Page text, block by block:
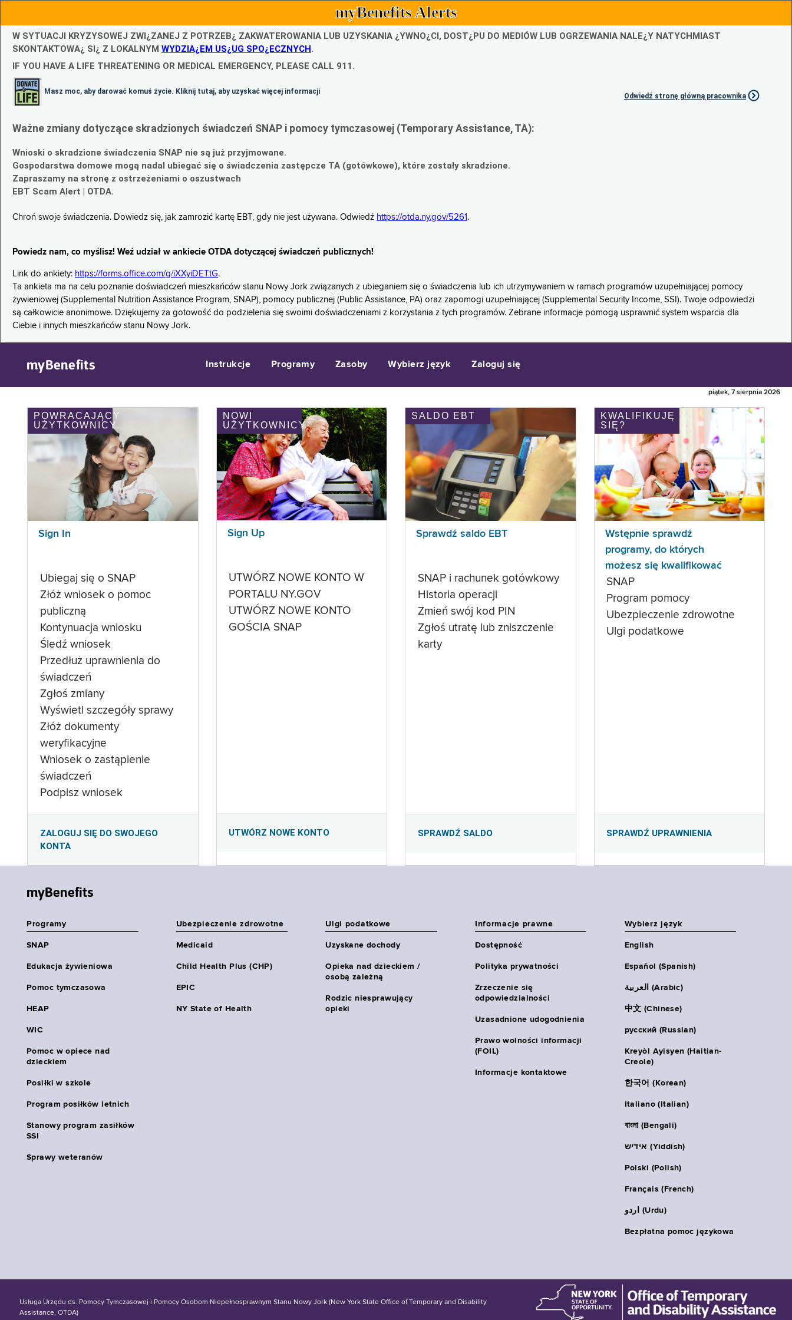
myBenefits Alerts
W SYTUACJI KRYZYSOWEJ ZWI¿ZANEJ Z POTRZEB¿ ZAKWATEROWANIA LUB UZYSKANIA ¿YWNO¿CI, DOST¿PU DO MEDIÓW LUB OGRZEWANIA NALE¿Y NATYCHMIAST
SKONTAKTOWA¿ SI¿ Z LOKALNYM WYDZIA¿EM US¿UG SPO¿ECZNYCH.
IF YOU HAVE A LIFE THREATENING OR MEDICAL EMERGENCY, PLEASE CALL 911.
Masz moc, aby darować komuś życie. Kliknij tutaj, aby uzyskać więcej informacji
Odwiedź stronę główną pracownika
Ważne zmiany dotyczące skradzionych świadczeń SNAP i pomocy tymczasowej (Temporary Assistance, TA):
Wnioski o skradzione świadczenia SNAP nie są już przyjmowane.
Gospodarstwa domowe mogą nadal ubiegać się o świadczenia zastępcze TA (gotówkowe), które zostały skradzione.
Zapraszamy na stronę z ostrzeżeniami o oszustwach
EBT Scam Alert | OTDA.
Chroń swoje świadczenia. Dowiedz się, jak zamrozić kartę EBT, gdy nie jest używana. Odwiedź https://otda.ny.gov/5261 .
Powiedz nam, co myślisz! Weź udział w ankiecie OTDA dotyczącej świadczeń publicznych!
Link do ankiety: https://forms.office.com/g/iXXyiDETtG.
Ta ankieta ma na celu poznanie doświadczeń mieszkańców stanu Nowy Jork związanych z ubieganiem się o świadczenia lub ich utrzymywaniem w ramach programów uzupełniającej pomocy
żywieniowej (Supplemental Nutrition Assistance Program, SNAP), pomocy publicznej (Public Assistance, PA) oraz zapomogi uzupełniającej (Supplemental Security Income, SSI). Twoje odpowiedzi
są całkowicie anonimowe. Dziękujemy za gotowość do podzielenia się swoimi doświadczeniami z korzystania z tych programów. Zebrane informacje pomogą usprawnić system wsparcia dla
Ciebie i innych mieszkańców stanu Nowy Jork.
myBenefits Instrukcje Programy Zasoby Wybierz język Zaloguj się
piątek, 7 sierpnia 2026
POWRACAJĄCY
UŻYTKOWNICY
Sign In
Ubiegaj się o SNAP
Złóż wniosek o pomoc
publiczną
Kontynuacja wniosku
Śledź wniosek
Przedłuż uprawnienia do
świadczeń
Zgłoś zmiany
Wyświetl szczegóły sprawy
Złóż dokumenty
weryfikacyjne
Wniosek o zastąpienie
świadczeń
Podpisz wniosek
ZALOGUJ SIĘ DO SWOJEGO
KONTA
NOWI
UŻYTKOWNICY
Sign Up
UTWÓRZ NOWE KONTO W
PORTALU NY.GOV
UTWÓRZ NOWE KONTO
GOŚCIA SNAP
UTWÓRZ NOWE KONTO
SALDO EBT
Sprawdź saldo EBT
SNAP i rachunek gotówkowy
Historia operacji
Zmień swój kod PIN
Zgłoś utratę lub zniszczenie
karty
SPRAWDŹ SALDO
KWALIFIKUJĘ
SIĘ?
Wstępnie sprawdź
programy, do których
możesz się kwalifikować
SNAP
Program pomocy
Ubezpieczenie zdrowotne
Ulgi podatkowe
SPRAWDŹ UPRAWNIENIA
myBenefits
Programy
SNAP
Edukacja żywieniowa
Pomoc tymczasowa
HEAP
WIC
Pomoc w opiece nad
dzieckiem
Posiłki w szkole
Program posiłków letnich
Stanowy program zasiłków
SSI
Sprawy weteranów
Ubezpieczenie zdrowotne
Medicaid
Child Health Plus (CHP)
EPIC
NY State of Health
Ulgi podatkowe
Uzyskane dochody
Opieka nad dzieckiem /
osobą zależną
Rodzic niesprawujący
opieki
Informacje prawne
Dostępność
Polityka prywatności
Zrzeczenie się
odpowiedzialności
Uzasadnione udogodnienia
Prawo wolności informacji
(FOIL)
Informacje kontaktowe
Wybierz język
English
Español (Spanish)
العربية (Arabic)
中文 (Chinese)
русский (Russian)
Kreyòl Ayisyen (Haitian-
Creole)
한국어 (Korean)
Italiano (Italian)
বাংলা (Bengali)
אידיש (Yiddish)
Polski (Polish)
Français (French)
اردو (Urdu)
Bezpłatna pomoc językowa
Usługa Urzędu ds. Pomocy Tymczasowej i Pomocy Osobom Niepełnosprawnym Stanu Nowy Jork (New York State Office of Temporary and Disability
Assistance, OTDA)